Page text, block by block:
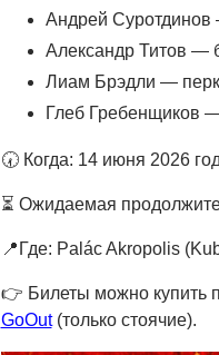
Андрей Суротдинов
Александр Титов —
Лиам Брэдли —
Глеб Гребенщиков
🕢 Когда: 14 июня 2026
⏳ Ожидаемая
📍Где: Palác Akropolis
👉 Билеты можно купить
GoOut(только стоячие).